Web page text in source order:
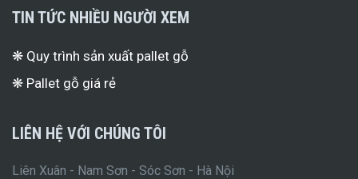
TIN TỨC NHIỀU NGƯỜI XEM
❋ Quy trình sản xuất pallet gỗ
❋ Pallet gỗ giá rẻ
LIÊN HỆ VỚI CHÚNG TÔI
Liên Xuân - Nam Sơn - Sóc Sơn - Hà Nội